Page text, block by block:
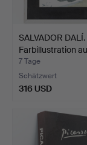
SALVADOR DALÍ.
Farbillustration
7 Tage
Schätzwert
316 USD